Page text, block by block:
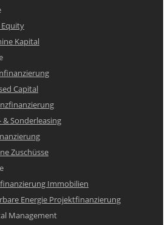
Kapital
Capital
& Sonderleasing
Zuschüsse
Immobilien
Energie Projektfinanzierung
Management